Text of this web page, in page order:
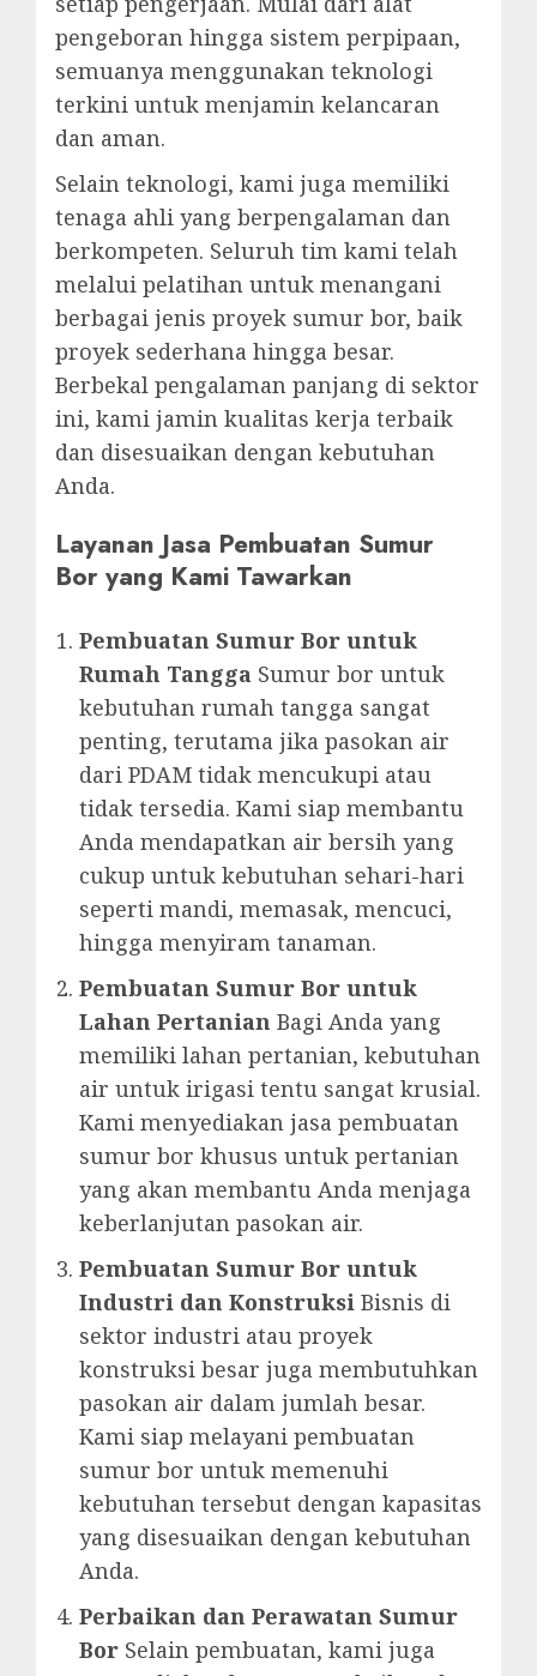
pengeboran hingga sistem perpipaan,
semuanya menggunakan teknologi
terkini untuk menjamin kelancaran
dan aman.
Selain teknologi, kami juga memiliki
tenaga ahli yang berpengalaman dan
berkompeten. Seluruh tim kami telah
melalui pelatihan untuk menangani
berbagai jenis proyek sumur bor, baik
proyek sederhana hingga besar.
Berbekal pengalaman panjang di sektor
ini, kami jamin kualitas kerja terbaik
dan disesuaikan dengan kebutuhan
Anda.
Layanan Jasa Pembuatan Sumur
Bor yang Kami Tawarkan
Pembuatan Sumur Bor untuk
Rumah Tangga Sumur bor untuk
kebutuhan rumah tangga sangat
penting, terutama jika pasokan air
dari PDAM tidak mencukupi atau
tidak tersedia. Kami siap membantu
Anda mendapatkan air bersih yang
cukup untuk kebutuhan sehari-hari
seperti mandi, memasak, mencuci,
hingga menyiram tanaman.
Pembuatan Sumur Bor untuk
Lahan Pertanian Bagi Anda yang
memiliki lahan pertanian, kebutuhan
air untuk irigasi tentu sangat krusial.
Kami menyediakan jasa pembuatan
sumur bor khusus untuk pertanian
yang akan membantu Anda menjaga
keberlanjutan pasokan air.
Pembuatan Sumur Bor untuk
Industri dan Konstruksi Bisnis di
sektor industri atau proyek
konstruksi besar juga membutuhkan
pasokan air dalam jumlah besar.
Kami siap melayani pembuatan
sumur bor untuk memenuhi
kebutuhan tersebut dengan kapasitas
yang disesuaikan dengan kebutuhan
Anda.
Perbaikan dan Perawatan Sumur
Bor Selain pembuatan, kami juga